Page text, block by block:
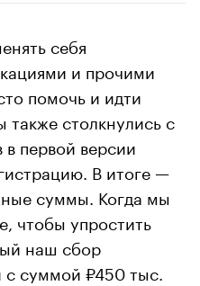
себя
и прочими
помочь и идти
столкнулись с
первой версии
В итоге —
суммы. Когда мы
чтобы упростить
наш сбор
с суммой ₽450 тыс.